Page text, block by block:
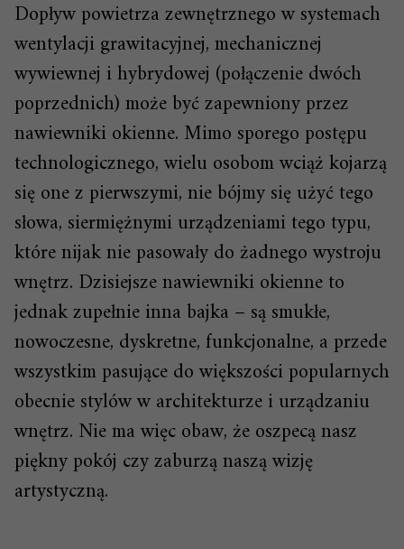
Dopływ powietrza zewnętrznego w systemach
wentylacji grawitacyjnej, mechanicznej
wywiewnej i hybrydowej (połączenie dwóch
poprzednich) może być zapewniony przez
nawiewniki okienne. Mimo sporego postępu
technologicznego, wielu osobom wciąż kojarzą
się one z pierwszymi, nie bójmy się użyć tego
słowa, siermiężnymi urządzeniami tego typu,
które nijak nie pasowały do żadnego wystroju
wnętrz. Dzisiejsze nawiewniki okienne to
jednak zupełnie inna bajka – są smukłe,
nowoczesne, dyskretne, funkcjonalne, a przede
wszystkim pasujące do większości popularnych
obecnie stylów w architekturze i urządzaniu
wnętrz. Nie ma więc obaw, że oszpecą nasz
piękny pokój czy zaburzą naszą wizję
artystyczną.